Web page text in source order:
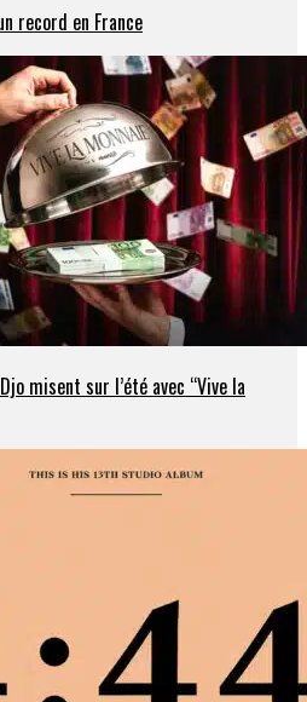
record en France
misent sur l’été avec “Vive la